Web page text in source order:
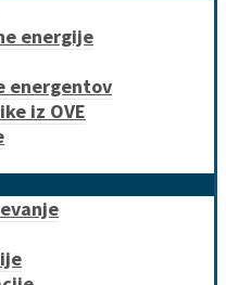
energije
energentov
iz OVE